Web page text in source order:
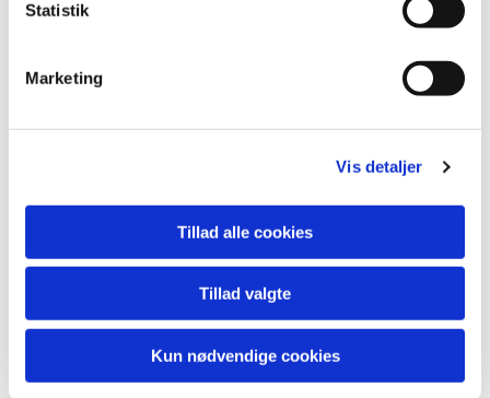
Statistik
Marketing
Vis detaljer
Tillad alle cookies
Tillad valgte
Kun nødvendige cookies